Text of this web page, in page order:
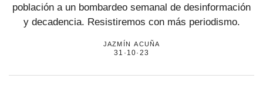
población a un bombardeo semanal de desinformación
y decadencia. Resistiremos con más periodismo.
jazmín acuña
31·10·23